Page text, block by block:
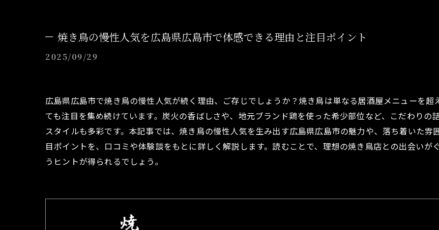
焼き鳥の慢性人気を広島県広島市で体感できる理由と注目ポイント
2025/09/29
広島県広島市で焼き鳥の慢性人気が続く理由、ご存じでしょうか？焼き鳥は単なる居酒屋メニューを
ても注目を集め続けています。炭火の香ばしさや、地元ブランド鶏を使った希少部位など、こだわりの
スタイルも多彩です。本記事では、焼き鳥の慢性人気を生み出す広島県広島市の魅力や、落ち着いた
目ポイントを、口コミや体験談をもとに詳しく解説します。読むことで、理想の焼き鳥店との出会いが
うヒントが得られるでしょう。